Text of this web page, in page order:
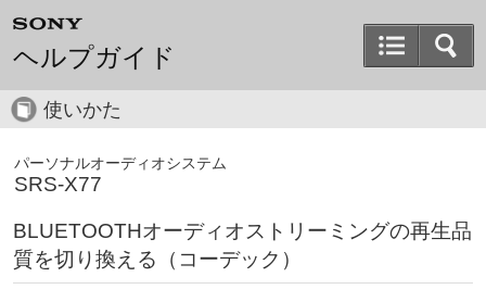
ヘルプガイド
使いかた
パーソナルオーディオシステム
SRS-X77
BLUETOOTHオーディオストリーミングの再生品
質を切り換える（コーデック）